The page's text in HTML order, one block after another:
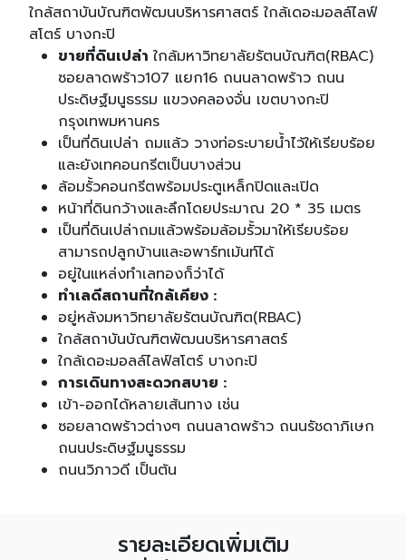
ใกล้สถาบันบัณฑิตพัฒนบริหารศาสตร์ ใกล้เดอะมอลล์ไลฟ์
สโตร์ บางกะปิ
ขายที่ดินเปล่าใกล้มหาวิทยาลัยรัตนบัณฑิต(RBAC)
ซอยลาดพร้าว107 แยก16 ถนนลาดพร้าว ถนน
ประดิษฐ์มนูธรรม แขวงคลองจั่น เขตบางกะปิ
กรุงเทพมหานคร
เป็นที่ดินเปล่า ถมแล้ว วางท่อระบายน้ำไว้ให้เรียบร้อย
และยังเทคอนกรีตเป็นบางส่วน
ล้อมรั้วคอนกรีตพร้อมประตูเหล็กปิดและเปิด
หน้าที่ดินกว้างและลึกโดยประมาณ 20 * 35 เมตร
เป็นที่ดินเปล่าถมแล้วพร้อมล้อมรั้วมาให้เรียบร้อย
สามารถปลูกบ้านและอพาร์ทเม้นท์ได้
อยู่ในแหล่งทำเลทองก็ว่าได้
ทำเลดีสถานที่ใกล้เคียง :
อยู่หลังมหาวิทยาลัยรัตนบัณฑิต(RBAC)
ใกล้สถาบันบัณฑิตพัฒนบริหารศาสตร์
ใกล้เดอะมอลล์ไลฟ์สโตร์ บางกะปิ
การเดินทางสะดวกสบาย :
เข้า-ออกได้หลายเส้นทาง เช่น
ซอยลาดพร้าวต่างๆ ถนนลาดพร้าว ถนนรัชดาภิเษก
ถนนประดิษฐ์มนูธรรม
ถนนวิภาวดี เป็นต้น
รายละเอียดเพิ่มเติม